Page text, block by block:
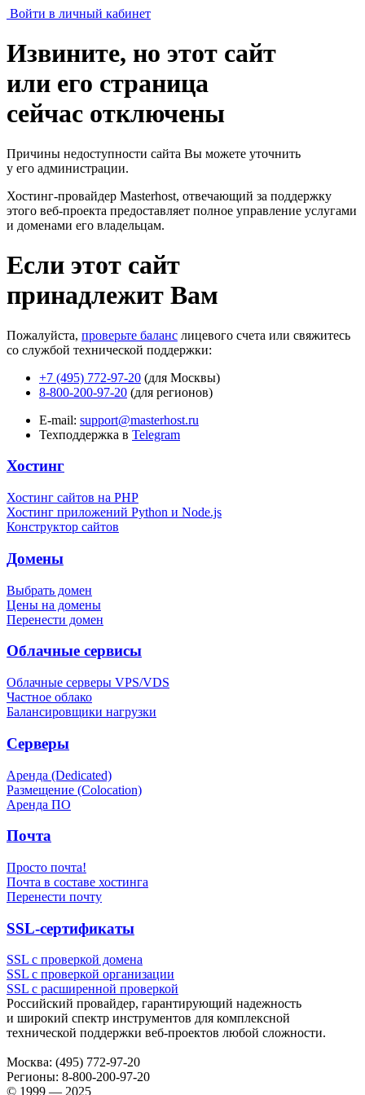
Войти в личный кабинет
Извините, но этот сайт
или его страница
сейчас отключены
Причины недоступности сайта Вы можете уточнить
у его администрации.
Хостинг-провайдер Masterhost, отвечающий за поддержку
этого веб-проекта предоставляет полное управление услугами
и доменами его владельцам.
Если этот сайт
принадлежит Вам
Пожалуйста, проверьте баланс лицевого счета или свяжитесь
со службой технической поддержки:
+7 (495) 772-97-20 (для Москвы)
8-800-200-97-20 (для регионов)
E-mail: support@masterhost.ru
Техподдержка в Telegram
Хостинг
Хостинг сайтов на PHP
Хостинг приложений Python и Node.js
Конструктор сайтов
Домены
Выбрать домен
Цены на домены
Перенести домен
Облачные сервисы
Облачные серверы VPS/VDS
Частное облако
Балансировщики нагрузки
Серверы
Аренда (Dedicated)
Размещение (Colocation)
Аренда ПО
Почта
Просто почта!
Почта в составе хостинга
Перенести почту
SSL-сертификаты
SSL с проверкой домена
SSL с проверкой организации
SSL с расширенной проверкой
Российский провайдер, гарантирующий надежность
и широкий спектр инструментов для комплексной
технической поддержки веб-проектов любой сложности.
Москва: (495) 772-97-20
Регионы: 8-800-200-97-20
© 1999 — 2025